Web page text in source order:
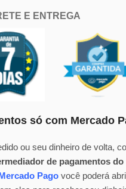
E ENTREGA
só com Mercado
ou seu dinheiro de volta,
de pagamentos do
Pago você poderá